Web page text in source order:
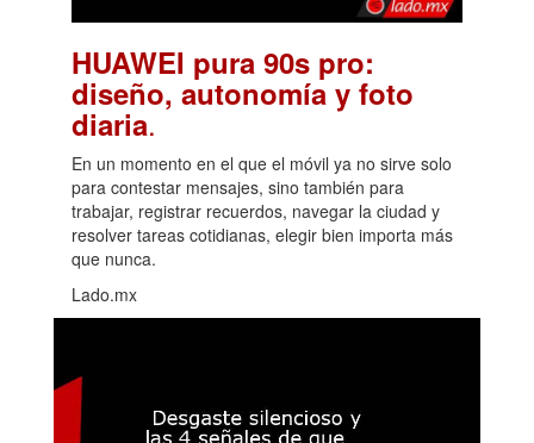
HUAWEI pura 90s pro:
diseño, autonomía y foto
diaria.
En un momento en el que el móvil ya no sirve solo
para contestar mensajes, sino también para
trabajar, registrar recuerdos, navegar la ciudad y
resolver tareas cotidianas, elegir bien importa más
que nunca.
Lado.mx